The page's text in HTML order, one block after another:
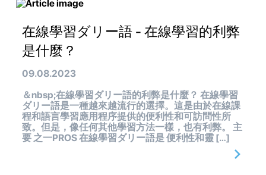
在線學習ダリー語 - 在線學習的利弊
是什麼？
09.08.2023
＆nbsp;在線學習ダリー語的利弊是什麼？ 在線學習
ダリー語是一種越來越流行的選擇。這是由於在線課
程和語言學習應用程序提供的便利性和可訪問性所
致。但是，像任何其他學習方法一樣，也有利弊。 主
要 之一PROS 在線學習ダリー語是 便利性和靈 […]